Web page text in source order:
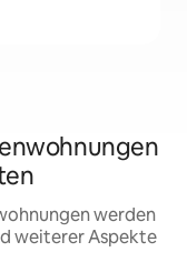
werden
weiterer Aspekte